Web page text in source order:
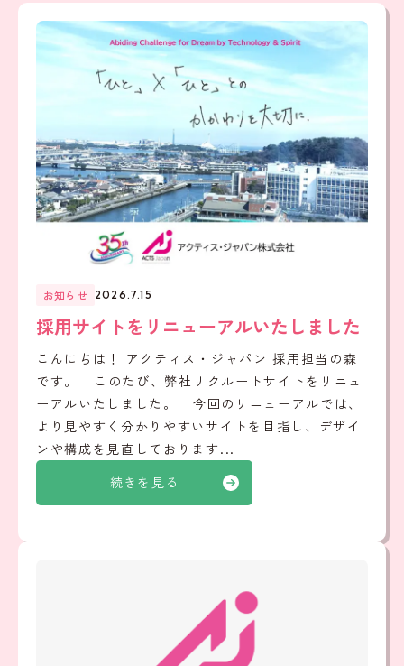
続きを見る
お知らせ 2026.7.15
採用サイトをリニューアルいたしました
こんにちは！ アクティス・ジャパン 採用担当の森
です。 このたび、弊社リクルートサイトをリニュ
ーアルいたしました。 今回のリニューアルでは、
より見やすく分かりやすいサイトを目指し、デザイ
ンや構成を見直しております...